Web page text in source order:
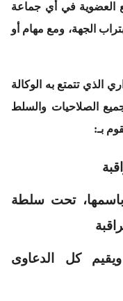
مع العضوية في أي جماعة
بتراب الجهة، ومع مهام أو
الذي تتمتع به الوكالة
الصلاحيات والسلط
بـ:
تحت سلطة
ويقيم كل الدعاوى